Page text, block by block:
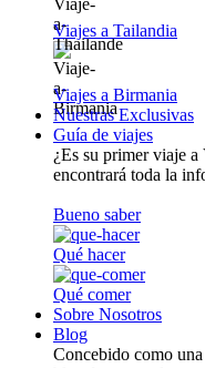
Viajes a Tailandia
Viajes a Birmania
Nuestras Exclusivas
Guía de viajes
¿Es su primer viaje
encontrará toda la
Bueno saber
Qué hacer
Qué comer
Sobre Nosotros
Blog
Concebido como